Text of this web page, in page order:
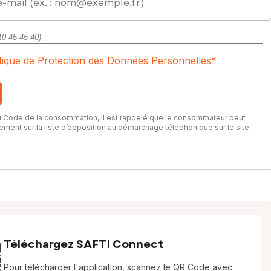
de Protection des Données Personnelles*
Code de la consommation, il est rappelé que le consommateur peut
sur la liste d’opposition au démarchage téléphonique sur le site
Téléchargez SAFTI Connect
Pour télécharger l'application, scannez le QR Code avec